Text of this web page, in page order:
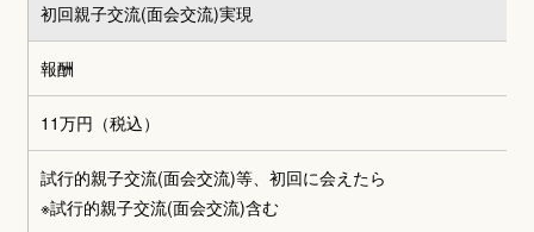
初回親子交流(面会交流)実現
報酬
11万円（税込）
試行的親子交流(面会交流)等、初回に会えたら
※試行的親子交流(面会交流)含む